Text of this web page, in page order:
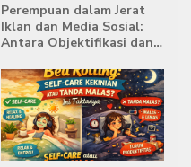
Perempuan dalam Jerat
Iklan dan Media Sosial:
Antara Objektifikasi dan